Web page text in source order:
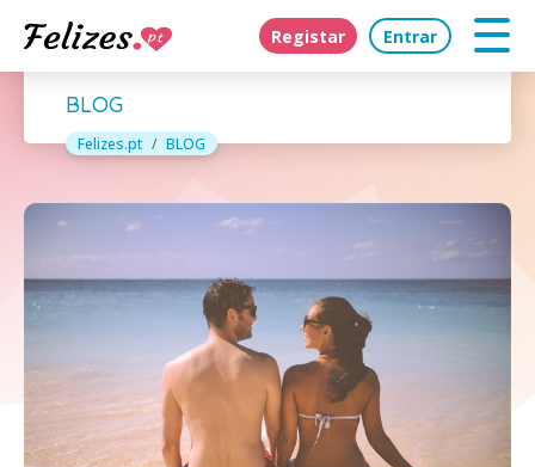
Registar Entrar
BLOG
Felizes.pt BLOG